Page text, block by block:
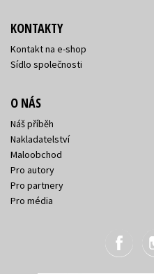
KONTAKTY
Kontakt na e-shop
Sídlo společnosti
O NÁS
Náš příběh
Nakladatelství
Maloobchod
Pro autory
Pro partnery
Pro média